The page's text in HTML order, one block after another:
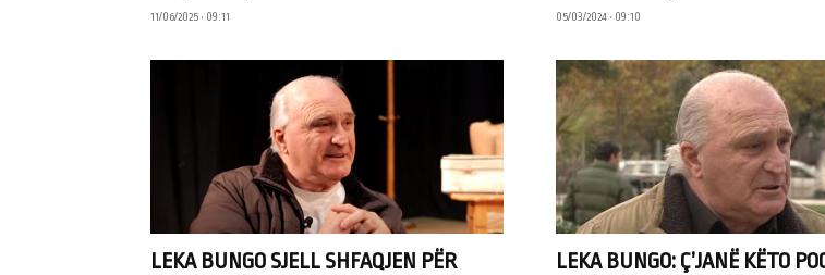
11/06/2025 • 09:11 05/03/2024 • 09:10
LEKA BUNGO SJELL SHFAQJEN PËR
LEKA BUNGO: Ç’JANË KËTO